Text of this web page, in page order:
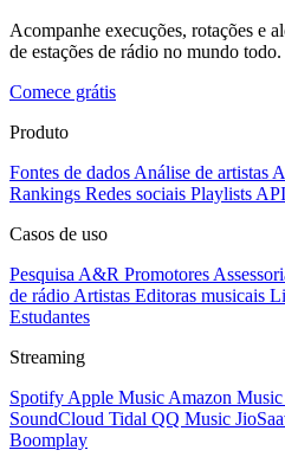
Acompanhe execuções, rotações e
de estações de rádio no mundo todo.
Comece grátis
Produto
Fontes de dados Análise de artistas
Rankings Redes sociais Playlists API
Casos de uso
Pesquisa A&R Promotores
de rádio Artistas Editoras musicais
Estudantes
Streaming
Spotify Apple Music Amazon Music
SoundCloud Tidal QQ Music
Boomplay